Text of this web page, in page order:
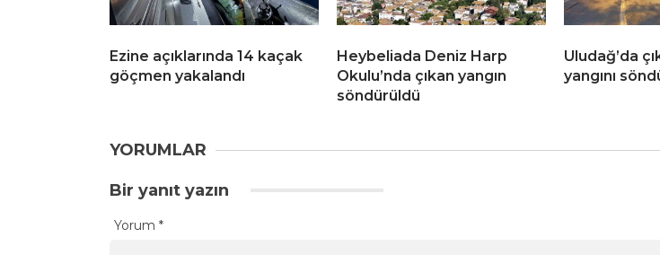
Ezine açıklarında 14 kaçak
göçmen yakalandı
Heybeliada Deniz Harp
Okulu’nda çıkan yangın
söndürüldü
Uludağ’da
yangını
YORUMLAR
Bir yanıt yazın
Yorum *